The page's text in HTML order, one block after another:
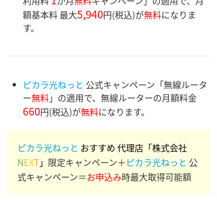
額基本料 最大5,940円(税込)が無料になりま
す。
ピカラ光ねっと 公式キャンペーン「無線ルータ
ー無料」の適用で、無線ルーターの月額料金
660円(税込)が無料になります。
ピカラ光ねっと おすすめ 代理店「株式会社
NEXT」 限定キャンペーン＋ピカラ光ねっと 公
式キャンペーン＝お申込み時最大取得可能額